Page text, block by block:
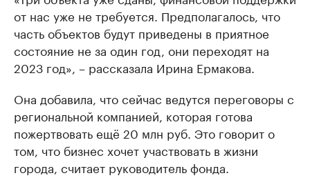
от нас уже не требуется. Предполагалось, что
часть объектов будут приведены в приятное
состояние не за один год, они переходят на
2023 год», – рассказала Ирина Ермакова.
Она добавила, что сейчас ведутся переговоры с
региональной компанией, которая готова
пожертвовать ещё 20 млн руб. Это говорит о
том, что бизнес хочет участвовать в жизни
города, считает руководитель фонда.